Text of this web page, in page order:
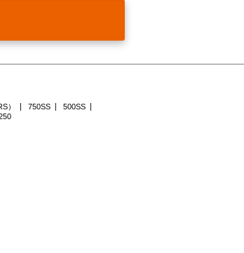
合であって，本人の同意を得ることが困難であると
事務を遂行することに対して協力する必要がある場
者に該当しないものとします。
たは一部を委託する場合
に共同して利用される個人情報の項目，共同して利
の全部または一部を外部に委託する際、広告宣伝に
社は、お客様の個人情報の取扱いをこれらの第三者
しています。尚、クッキーについては、お使いのブ
） 750SS
500SS